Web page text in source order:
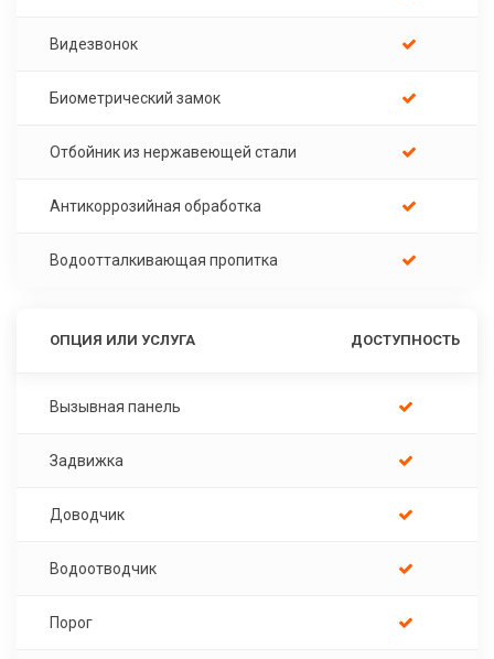
Видезвонок
Биометрический замок
Отбойник из нержавеющей стали
Антикоррозийная обработка
Водоотталкивающая пропитка
ОПЦИЯ ИЛИ УСЛУГА ДОСТУПНОСТЬ
Вызывная панель
Задвижка
Доводчик
Водоотводчик
Порог